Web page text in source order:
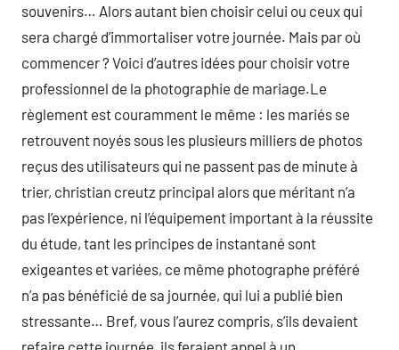
souvenirs… Alors autant bien choisir celui ou ceux qui
sera chargé d’immortaliser votre journée. Mais par où
commencer ? Voici d’autres idées pour choisir votre
professionnel de la photographie de mariage.Le
règlement est couramment le même : les mariés se
retrouvent noyés sous les plusieurs milliers de photos
reçus des utilisateurs qui ne passent pas de minute à
trier, christian creutz principal alors que méritant n’a
pas l’expérience, ni l’équipement important à la réussite
du étude, tant les principes de instantané sont
exigeantes et variées, ce même photographe préféré
n’a pas bénéficié de sa journée, qui lui a publié bien
stressante… Bref, vous l’aurez compris, s’ils devaient
refaire cette journée, ils feraient appel à un